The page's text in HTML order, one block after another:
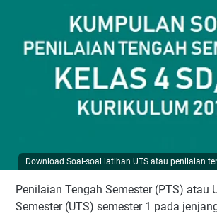
Download Soal-soal latihan UTS atau penilaian
Penilaian Tengah Semester (PTS) atau
Semester (UTS) semester 1 pada